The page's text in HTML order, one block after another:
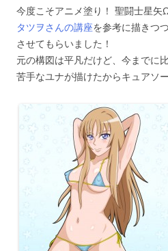
今度こそアニメ塗り！ 聖闘士星矢Ω
タツヲさんの講座を参考に描きつつ
させてもらいました！
元の構図は平凡だけど、今までに
苦手なユナが描けたからキュアソ